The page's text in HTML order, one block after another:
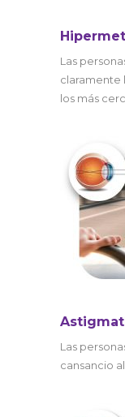
Las
claramente
los más
Las
cansancio